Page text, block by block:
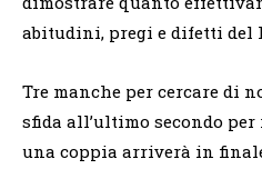
abitudini, pregi e difetti del
Tre manche per cercare di
sfida all’ultimo secondo
una coppia arriverà in